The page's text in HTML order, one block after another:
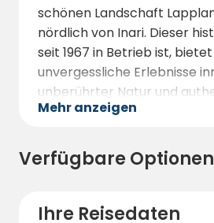
schönen Landschaft
nördlich von Inari. Dieser
seit 1967 in Betrieb ist,
unvergessliche Erlebnisse
unberührter Natur und
Das Tunderdorf ist ein
Wildnis zu genießen.
Hütten und Caravan-
Mehr anzeigen
Verfügbare Optionen
Ihre Reisedaten